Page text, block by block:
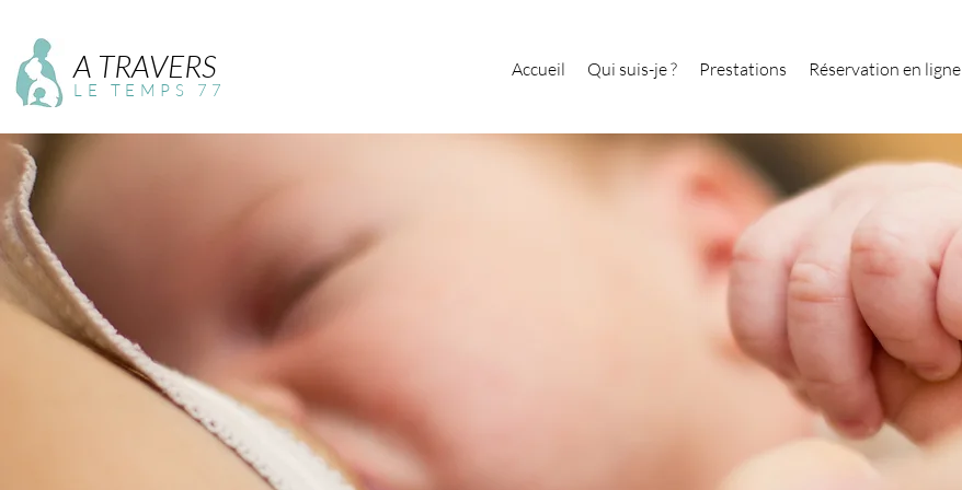
LE TEMPS 77
A TRAVERS Accueil Qui suis-je ? Prestations Réservation en ligne